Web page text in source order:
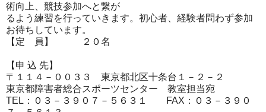
術向上、 競技参加へと繋が
るよう練習を行っていきます。初心者、 経験者問わず参加
お待ちしています。
【定 員】 ２０名
【申 込 先】
〒１１４－００３３ 東京都北区十条台１－２－２
東京都障害者総合スポーツセンター 教室担当宛
TEL：０３－３９０７－５６３１ FAX：０３－３９０